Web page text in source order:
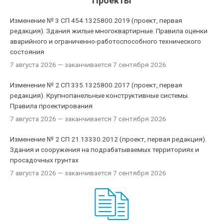
Изменение № 3 СП 454.1325800.2019 (проект, первая
редакция). Здания жилые многоквартирные. Правила оценки
аварийного и ограниченно-работоспособного технического
состояния
7 августа 2026 — заканчивается 7 сентября 2026
Изменение № 2 СП 335.1325800.2017 (проект, первая
редакция). Крупнопанельные конструктивные системы.
Правила проектирования
7 августа 2026 — заканчивается 7 сентября 2026
Изменение № 2 СП 21.13330.2012 (проект, первая редакция).
Здания и сооружения на подрабатываемых территориях и
просадочных грунтах
7 августа 2026 — заканчивается 7 сентября 2026